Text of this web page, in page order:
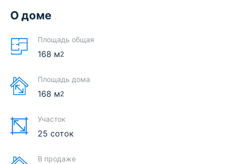
О доме
Площадь общая
168 м2
Площадь дома
168 м2
Участок
25 соток
В продаже